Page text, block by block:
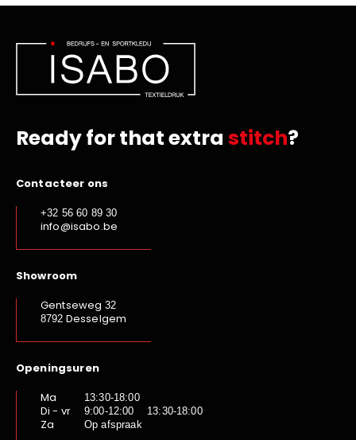
Ready for that extra stitch?
Contacteer ons
+32 56 60 89 30
info@isabo.be
Showroom
Gentseweg 32
8792 Desselgem
Openingsuren
Ma
13:30-18:00
Di - vr 9:00-12:00 13:30-18:00
Za Op afspraak